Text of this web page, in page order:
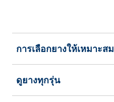
การเลือกยางให้เหมาะสม
ดูยางทุกรุ่น